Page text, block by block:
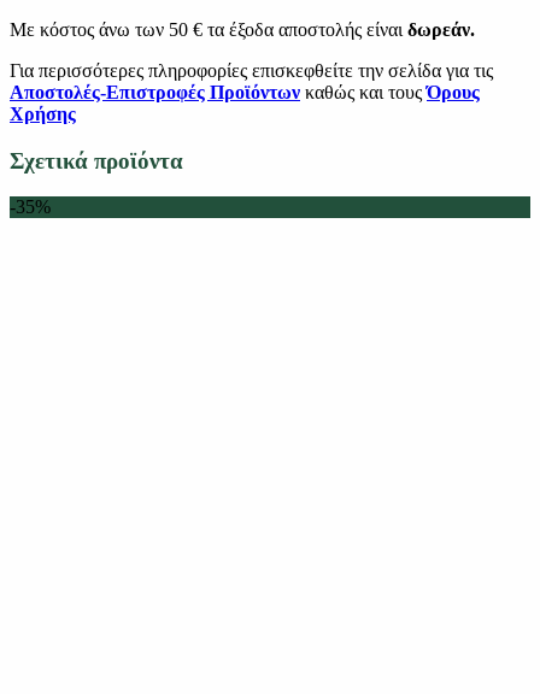
Με κόστος άνω των 50 € τα έξοδα αποστολής είναι δωρεάν.
Για περισσότερες πληροφορίες επισκεφθείτε την σελίδα για τις
Αποστολές-Επιστροφές Προϊόντων καθώς και τουςΌρους
Χρήσης
Σχετικά προϊόντα
-35%